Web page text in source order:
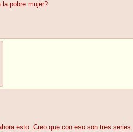
pobre mujer?
esto. Creo que con eso son tres series.